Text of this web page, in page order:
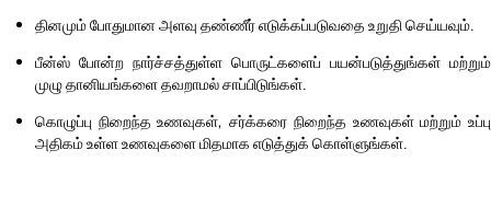
தினமும் போதுமான அளவு தண்ணீர் எடுக்கப்படுவதை உறுதி செய்யவும்.
பீன்ஸ் போன்ற நார்ச்சத்துள்ள பொருட்களைப் பயன்படுத்துங்கள் மற்றும்
முழு தானியங்களை தவறாமல் சாப்பிடுங்கள்.
கொழுப்பு நிறைந்த உணவுகள், சர்க்கரை நிறைந்த உணவுகள் மற்றும் உப்பு
அதிகம் உள்ள உணவுகளை மிதமாக எடுத்துக் கொள்ளுங்கள்.